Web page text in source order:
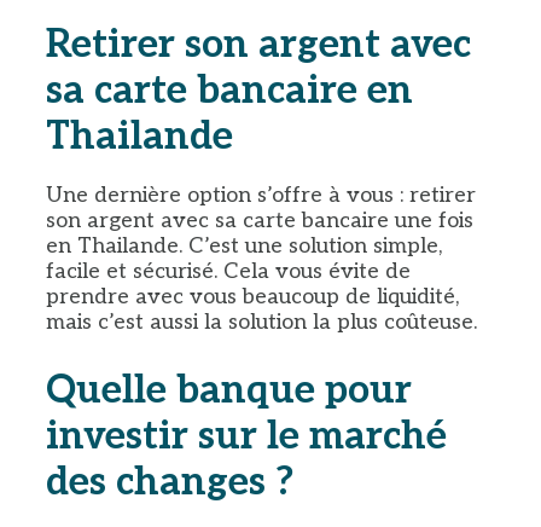
Retirer son argent avec
sa carte bancaire en
Thailande
Une dernière option s’offre à vous : retirer
son argent avec sa carte bancaire une fois
en Thailande. C’est une solution simple,
facile et sécurisé. Cela vous évite de
prendre avec vous beaucoup de liquidité,
mais c’est aussi la solution la plus coûteuse.
Quelle banque pour
investir sur le marché
des changes ?